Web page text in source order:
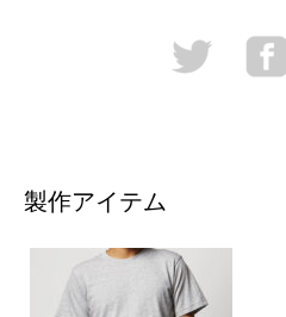
製作アイテム